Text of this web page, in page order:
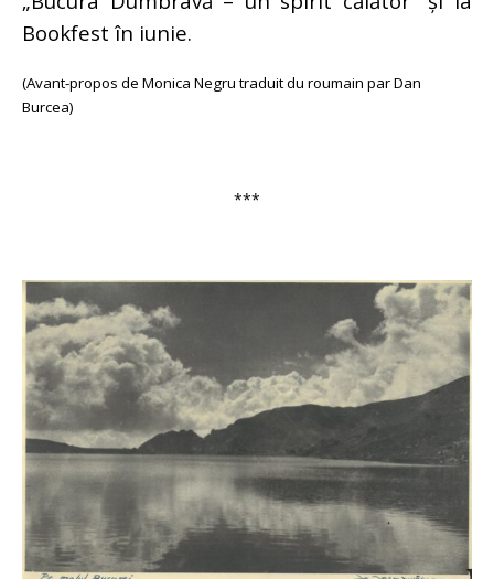
Bookfest în iunie.
(Avant-propos de Monica Negru traduit du roumain par Dan
Burcea)
***